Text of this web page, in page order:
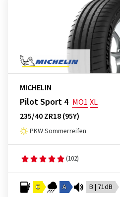
MICHELIN
Pilot Sport 4 MO1 XL
235/40 ZR18 (95Y)
PKW Sommerreifen
(102)
C A B | 71dB